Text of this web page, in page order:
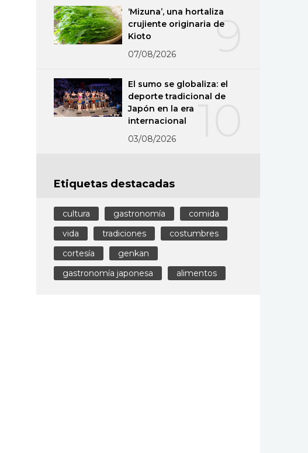
9
‘Mizuna’, una hortaliza
crujiente originaria de
Kioto
07/08/2026
El sumo se globaliza: el
deporte tradicional de
Japón en la era
internacional
03/08/2026
Etiquetas destacadas
cultura gastronomía
comida
vida
tradiciones
costumbres
cortesía
genkan
gastronomía japonesa
alimentos